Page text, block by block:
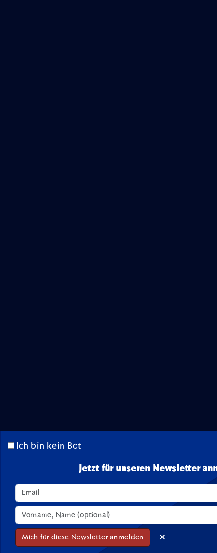
Ich bin kein Bot
Jetzt für unseren Newsletter
×